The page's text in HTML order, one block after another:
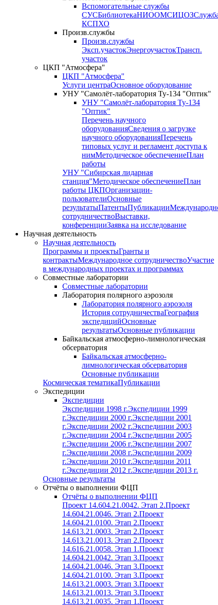
Вспомогательные службы
СУСБиблиотекаНИООМСИЦОЗ
КСПХО
Произв.службы
Произв.службы
Эксп.участокЭнергоучастокТрансп.
участок
ЦКП "Атмосфера"
ЦКП "Атмосфера"
Услуги центраОсновное оборудование
УНУ "Самолёт-лаборатория Ту-134 "Оптик"
УНУ "Самолёт-лаборатория Ту-134
"Оптик"
Перечень научного
оборудованияСведения о загрузке
научного оборудованияПеречень
типовых услуг и регламент доступа к
нимМетодическое обеспечениеПлан
работы
УНУ "Сибирская лидарная
станция"Методическое обеспечениеПлан
работы ЦКПОрганизации-
пользователиОсновные
результатыПатентыПубликации
сотрудничествоВыставки,
конференцииЗаявка на исследование
Научная деятельность
Научная деятельность
Программы и проектыГранты и
контрактыМеждународное сотрудничествоУчастие
в международных проектах и программах
Совместные лаборатории
Совместные лаборатории
Лаборатория полярного аэрозоля
Лаборатория полярного аэрозоля
История сотрудничестваГеография
экспедицийОсновные
результатыОсновные публикации
Байкальская атмосферно-лимнологическая
обсерватория
Байкальская атмосферно-
лимнологическая обсерватория
Основные публикации
Космическая тематикаПубликации
Экспедиции
Экспедиции
Экспедиции 1998 г.Экспедиции 1999
г.Экспедиции 2000 г.Экспедиции 2001
г.Экспедиции 2002 г.Экспедиции 2003
г.Экспедиции 2004 г.Экспедиции 2005
г.Экспедиции 2006 г.Экспедиции 2007
г.Экспедиции 2008 г.Экспедиции 2009
г.Экспедиции 2010 г.Экспедиции 2011
г.Экспедиции 2012 г.Экспедиции 2013 г.
Основные результаты
Отчёты о выполнении ФЦП
Отчёты о выполнении ФЦП
Проект 14.604.21.0042. Этап 2.Проект
14.604.21.0046. Этап 2.Проект
14.604.21.0100. Этап 2.Проект
14.613.21.0003. Этап 2.Проект
14.613.21.0013. Этап 2.Проект
14.616.21.0058. Этап 1.Проект
14.604.21.0042. Этап 3.Проект
14.604.21.0046. Этап 3.Проект
14.604.21.0100. Этап 3.Проект
14.613.21.0003. Этап 3.Проект
14.613.21.0013. Этап 3.Проект
14.613.21.0035. Этап 1.Проект